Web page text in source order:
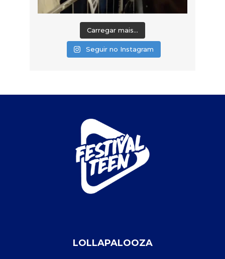
Carregar mais...
Seguir no Instagram
LOLLAPALOOZA